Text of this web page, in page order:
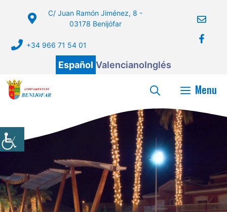
C/ Juan Ramón Jiménez, 8 -
03178 Benijófar
+34 966 71 54 01
Español ValencianoInglés
Menu